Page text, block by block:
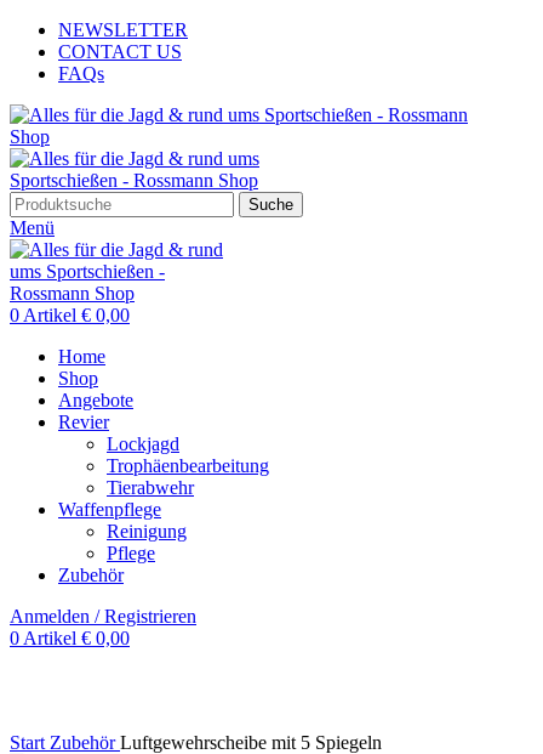
NEWSLETTER
CONTACT US
FAQs
Suche
Menü
0 Artikel € 0,00
Home
Shop
Angebote
Revier
Lockjagd
Trophäenbearbeitung
Tierabwehr
Waffenpflege
Reinigung
Pflege
Zubehör
Anmelden / Registrieren
0 Artikel € 0,00
Start ZubehörLuftgewehrscheibe mit 5 Spiegeln